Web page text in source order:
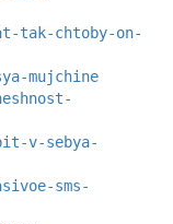
tak-chtoby-on-
mujchine
v-sebya-
sms-